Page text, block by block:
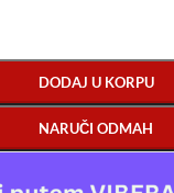
DODAJ U KORPU
NARUČI ODMAH